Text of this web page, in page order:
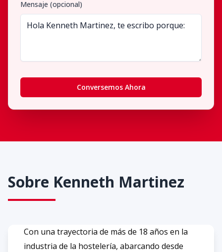
Mensaje (opcional)
Conversemos Ahora
Sobre Kenneth Martinez
Con una trayectoria de más de 18 años en la
industria de la hostelería, abarcando desde